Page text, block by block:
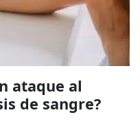
ataque al
de sangre?